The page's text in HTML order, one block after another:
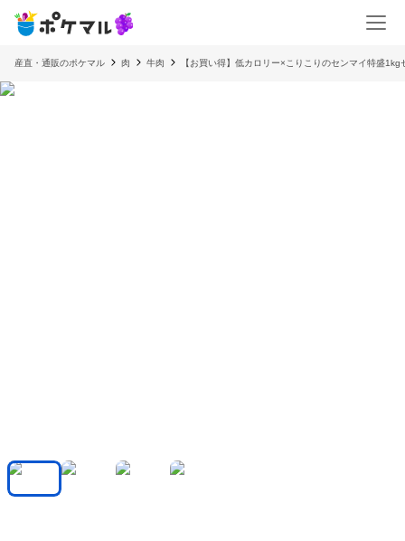
産直・通販のポケマル 肉 牛肉 【お買い得】低カロリー×こりこりのセンマイ特盛1kg